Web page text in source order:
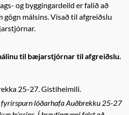
og byggingardeild er falið að
gögn málsins. Vísað til afgreiðslu
til bæjarstjórnar til afgreiðslu.
25-27. Gistiheimili.
fyrirspurn lóðarhafa Auðbrekku 25-27